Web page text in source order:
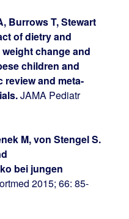
Burrows T, Stewart
of dietry and
change and
children and
and meta-
JAMA Pediatr
M, von Stengel S.
bei jungen
2015; 66: 85-